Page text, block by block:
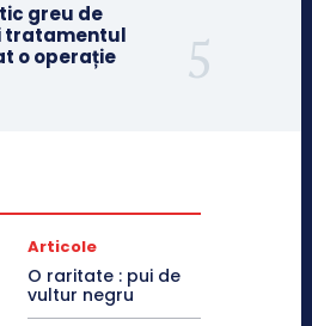
greu de
tratamentul
o operație
Articole
O raritate : pui de
vultur negru